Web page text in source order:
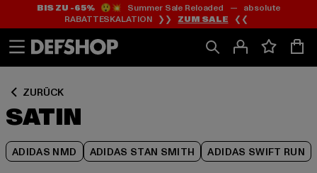
Zum
Inhalt
springen
Zum
Fußzeile
springen
BIS ZU -65%😲💥 Summer Sale Reloaded — absolute
RABATTESKALATION ❯❯ ZUM SALE ❮❮
ZURÜCK
SATIN
ADIDAS NMD ADIDAS STAN SMITH ADIDAS SWIFT RUN
Zum
Produktraster
springen